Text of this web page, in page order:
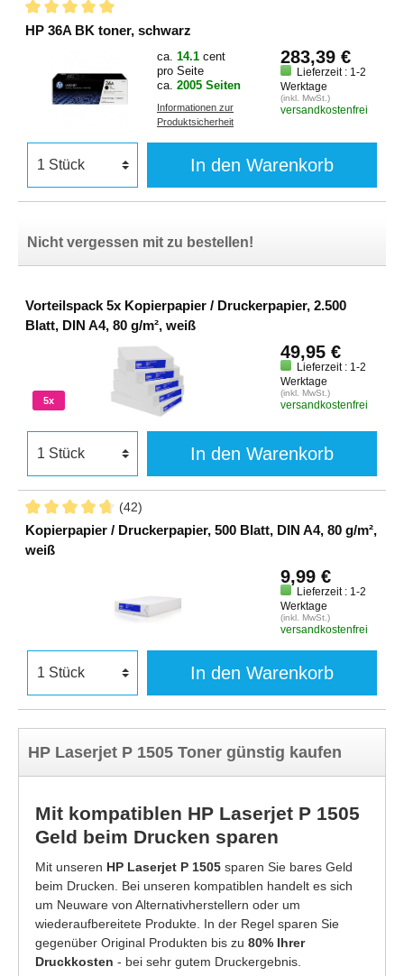
HP 36A BK toner, schwarz
ca. 14.1 cent
pro Seite
ca. 2005 Seiten
Informationen zur
Produktsicherheit
283,39 €
Lieferzeit : 1-2
Werktage
(inkl. MwSt.)
versandkostenfrei
In den Warenkorb
Nicht vergessen mit zu bestellen!
Vorteilspack 5x Kopierpapier / Druckerpapier, 2.500
Blatt, DIN A4, 80 g/m², weiß
5x
49,95 €
Lieferzeit : 1-2
Werktage
(inkl. MwSt.)
versandkostenfrei
In den Warenkorb
(42)
Kopierpapier / Druckerpapier, 500 Blatt, DIN A4, 80 g/m²,
weiß
9,99 €
Lieferzeit : 1-2
Werktage
(inkl. MwSt.)
versandkostenfrei
In den Warenkorb
HP Laserjet P 1505 Toner günstig kaufen
Mit kompatiblen HP Laserjet P 1505
Geld beim Drucken sparen
Mit unseren HP Laserjet P 1505 sparen Sie bares Geld
beim Drucken. Bei unseren kompatiblen handelt es sich
um Neuware von Alternativherstellern oder um
wiederaufbereitete Produkte. In der Regel sparen Sie
gegenüber Original Produkten bis zu 80% Ihrer
Druckkosten - bei sehr gutem Druckergebnis.